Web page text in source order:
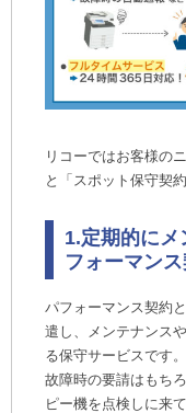
リコーではお客様の
と「スポット保守契
1.定期的に
フォーマン
パフォーマンス契約
遣し、メンテナンス
る保守サービスです。
故障時の要請はもち
ピー機を点検しに来